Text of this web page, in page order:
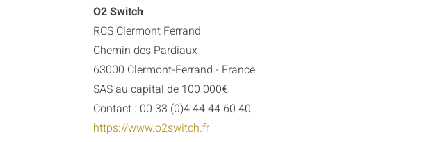
O2 Switch
RCS Clermont Ferrand
Chemin des Pardiaux
63000 Clermont-Ferrand - France
SAS au capital de 100 000€
Contact : 00 33 (0)4 44 44 60 40
https://www.o2switch.fr